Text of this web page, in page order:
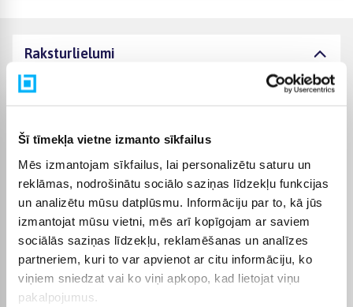
Šī tīmekļa vietne izmanto sīkfailus
Mēs izmantojam sīkfailus, lai personalizētu saturu un
reklāmas, nodrošinātu sociālo saziņas līdzekļu funkcijas
un analizētu mūsu datplūsmu. Informāciju par to, kā jūs
izmantojat mūsu vietni, mēs arī kopīgojam ar saviem
sociālās saziņas līdzekļu, reklamēšanas un analīzes
partneriem, kuri to var apvienot ar citu informāciju, ko
viņiem sniedzat vai ko viņi apkopo, kad lietojat viņu
pakalpojumus.
Raksturlielumi
Ražotājs
Komplektēšanas valsts Latvija
Operētājsistēma Be OS
Cietā diska ietilpība 1 TB
Operatīvā atmiņa, (RAM) 32 GB
Videokarte